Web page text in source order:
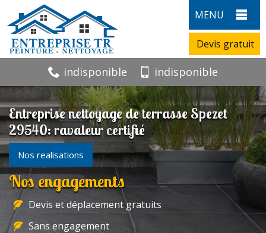
MENU
Devis gratuit
indisponible indisponible
Entreprise nettoyage de terrasse Spezet
29540: ravaleur certifié
Nos realisations
Nos engagements
Devis et déplacement gratuits
Sans engagement